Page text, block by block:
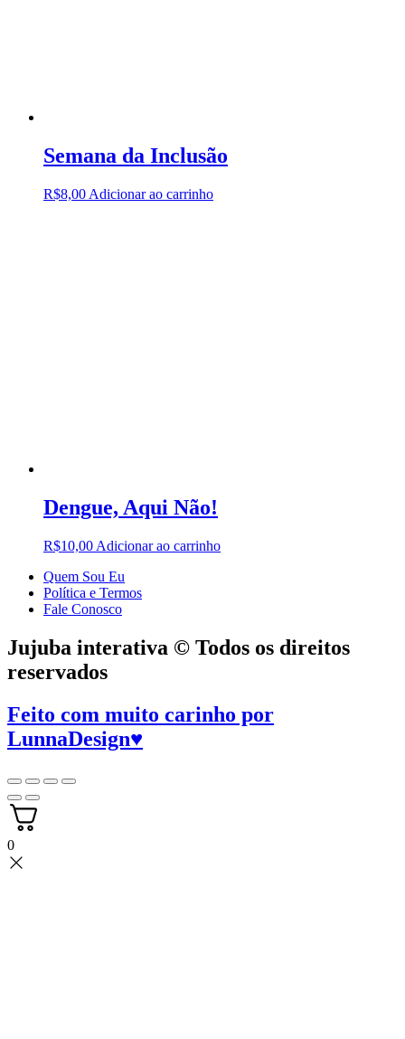
Semana da Inclusão
R$8,00 Adicionar ao carrinho
Dengue, Aqui Não!
R$10,00 Adicionar ao carrinho
Quem Sou Eu
Política e Termos
Fale Conosco
Jujuba interativa © Todos os direitos
reservados
Feito com muito carinho por
LunnaDesign♥
0